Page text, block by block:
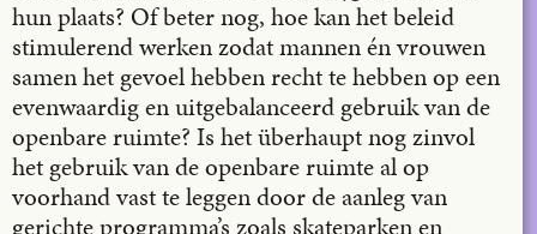
hun plaats? Of beter nog, hoe kan het beleid
stimulerend werken zodat mannen én vrouwen
samen het gevoel hebben recht te hebben op een
evenwaardig en uitgebalanceerd gebruik van de
openbare ruimte? Is het überhaupt nog zinvol
het gebruik van de openbare ruimte al op
voorhand vast te leggen door de aanleg van
gerichte programma’s zoals skateparken en